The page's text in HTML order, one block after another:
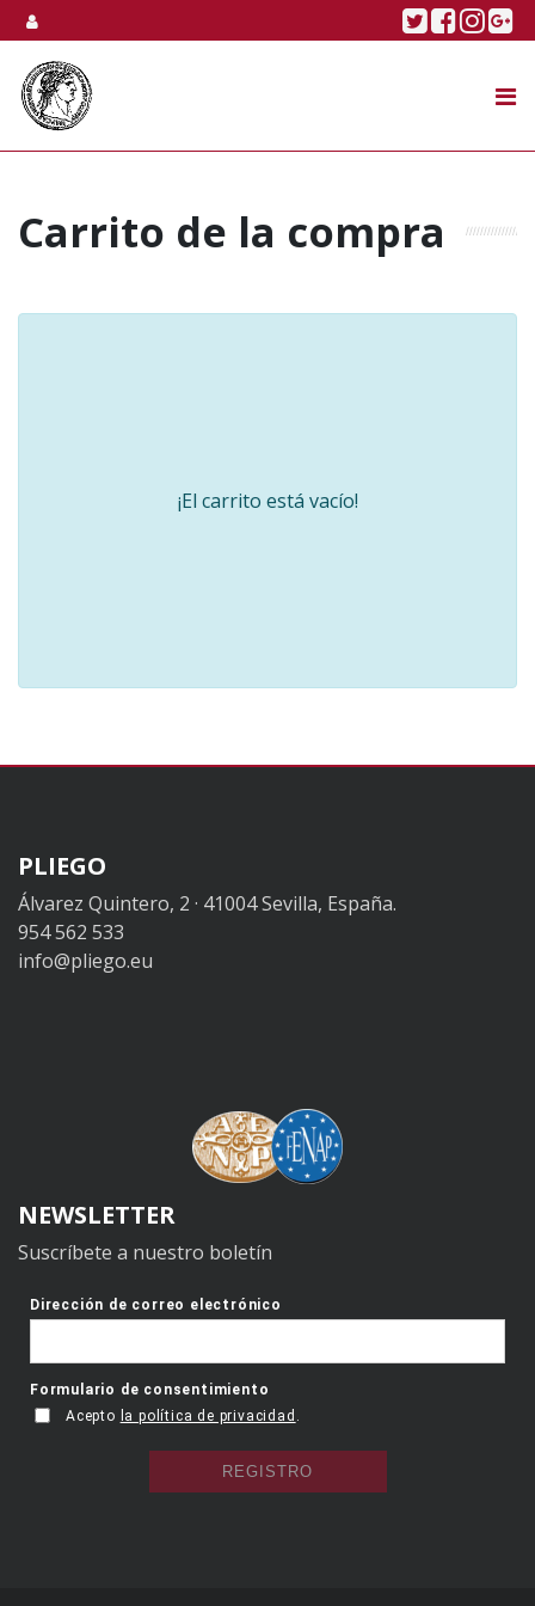
Skip to content Twitter
Carrito de la compra
¡El carrito está vacío!
PLIEGO
Álvarez Quintero, 2 · 41004 Sevilla, España.
954 562 533
info@pliego.eu
NEWSLETTER
Suscríbete a nuestro boletín
TIENDA ONLINE
NOSOTROS